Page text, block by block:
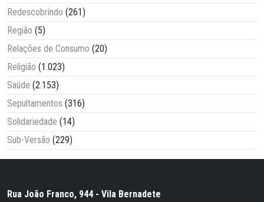
Redescobrindo (261)
Região (5)
Relações de Consumo (20)
Religião (1.023)
Saúde (2.153)
Sepultamentos (316)
Solidariedade (14)
Sub-Versão (229)
Rua João Franco, 944 - Vila Bernadete